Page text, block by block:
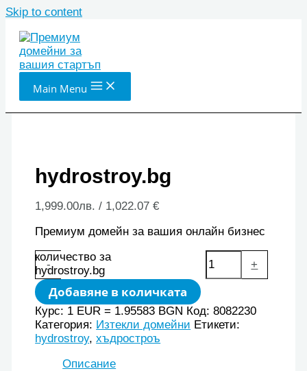
Skip to content
Main Menu
hydrostroy.bg
1,999.00лв. / 1,022.07 €
Премиум домейн за вашия онлайн бизнес
-
количество за
hydrostroy.bg
+
Добавяне в количката
Курс: 1 EUR = 1.95583 BGN Код:8082230
Категория: Изтекли домейни Етикети:
hydrostroy,хъдростроъ
Описание